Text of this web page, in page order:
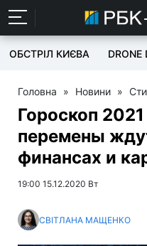
ОБСТРІЛ КИЄВА DRONE
Головна » Новини »
Гороскоп
перемены
финансах и
19:00 15.12.2020 Вт
СВІТЛАНА МАЩЕНКО